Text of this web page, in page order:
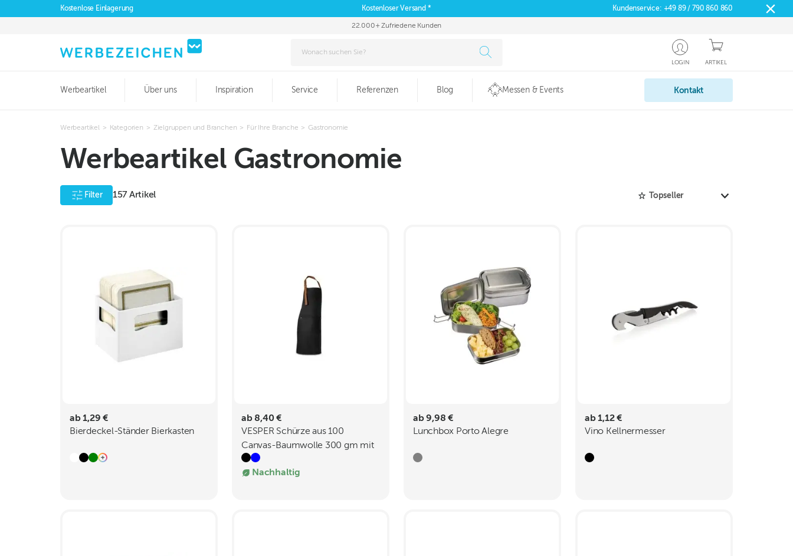
Kostenlose Einlagerung Kostenloser Versand * Kundenservice: +49 89 / 790 860 860
22.000+ Zufriedene Kunden
LOGIN ARTIKEL
Werbeartikel Über uns Inspiration Service Referenzen Blog Messen & Events Kontakt
Werbeartikel > Kategorien > Zielgruppen und Branchen > Für Ihre Branche > Gastronomie
Werbeartikel Gastronomie
Filter 157 Artikel Topseller
ab 1,29 €
Bierdeckel-Ständer Bierkasten
ab 8,40 €
VESPER Schürze aus 100
Canvas-Baumwolle 300 gm mit
Metalldetails
Nachhaltig
ab 9,98 €
Lunchbox Porto Alegre
ab 1,12 €
Vino Kellnermesser